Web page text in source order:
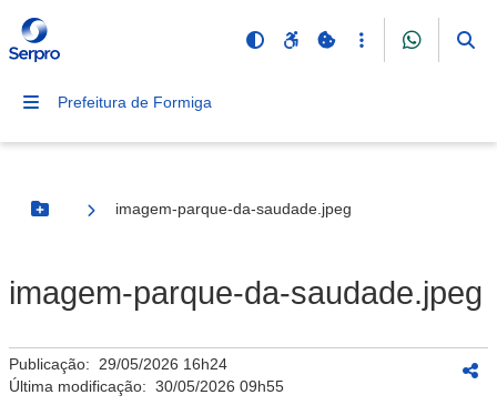
Prefeitura de Formiga
Botão Menu
imagem-parque-da-saudade.jpeg
imagem-parque-da-saudade.jpeg
Publicação: 29/05/2026 16h24
Última modificação: 30/05/2026 09h55